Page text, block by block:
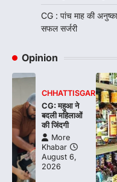
CG : पांच माह की
सफल सर्जरी
Opinion
CHHATTISGARH
CG: महुआ ने
बदली महिलाओं
की जिंदगी
More
Khabar
August 6,
2026